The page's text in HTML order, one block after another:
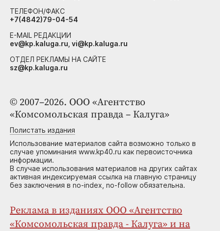
© 2007–2026. ООО «Агентство
«Комсомольская правда – Калуга»
Полистать издания
Использование материалов сайта возможно только в
случае упоминания www.kp40.ru как первоисточника
информации.
В случае использования материалов на других сайтах
активная индексируемая ссылка на главную страницу
без заключения в no-index, no-follow обязательна.
Реклама в изданиях ООО «Агентство
«Комсомольская правда - Калуга» и на
ТЕЛЕФОН/ФАКС
+7(4842)79-04-54
E-MAIL РЕДАКЦИИ
ev@kp.kaluga.ru, vi@kp.kaluga.ru
ОТДЕЛ РЕКЛАМЫ НА САЙТЕ
sz@kp.kaluga.ru